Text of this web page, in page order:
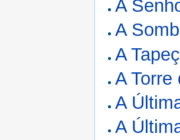
A
A
A
A Torre
A
A